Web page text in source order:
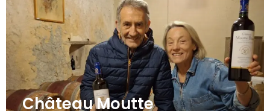
Château Moutte